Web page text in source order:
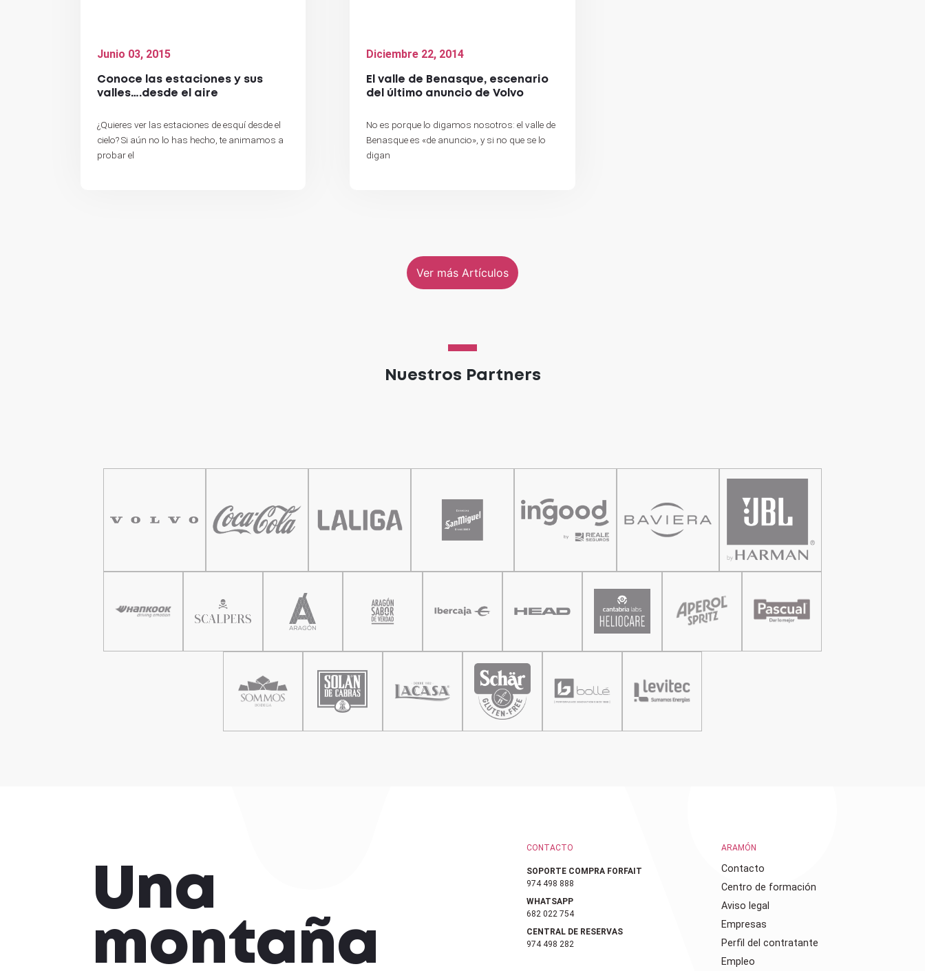
Junio 03, 2015
Conoce las estaciones y sus
valles….desde el aire
¿Quieres ver las estaciones de esquí desde el
cielo? Si aún no lo has hecho, te animamos a
probar el
Diciembre 22, 2014
El valle de Benasque, escenario
del último anuncio de Volvo
No es porque lo digamos nosotros: el valle de
Benasque es «de anuncio», y si no que se lo
digan
Ver más Artículos
Nuestros Partners
Una
montaña
CONTACTO
SOPORTE COMPRA FORFAIT
974 498 888
WHATSAPP
682 022 754
CENTRAL DE RESERVAS
974 498 282
ARAMÓN
Contacto
Centro de formación
Aviso legal
Empresas
Perfil del contratante
Empleo